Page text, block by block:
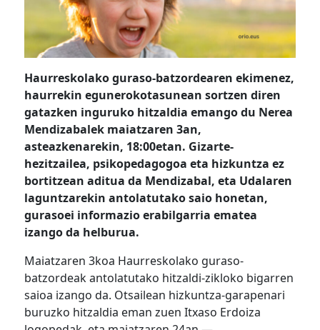
Haurreskolako guraso-batzordearen ekimenez,
haurrekin egunerokotasunean sortzen diren
gatazken inguruko hitzaldia emango du Nerea
Mendizabalek maiatzaren 3an,
asteazkenarekin, 18:00etan. Gizarte-
hezitzailea, psikopedagogoa eta hizkuntza ez
bortitzean aditua da Mendizabal, eta Udalaren
laguntzarekin antolatutako saio honetan,
gurasoei informazio erabilgarria ematea
izango da helburua.
Maiatzaren 3koa Haurreskolako guraso-
batzordeak antolatutako hitzaldi-zikloko bigarren
saioa izango da. Otsailean hizkuntza-garapenari
buruzko hitzaldia eman zuen Itxaso Erdoiza